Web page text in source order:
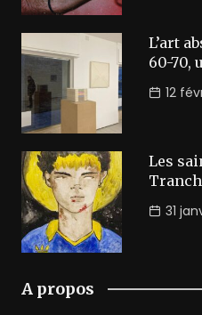
L’art
60-70,
12
Les
31
A propos